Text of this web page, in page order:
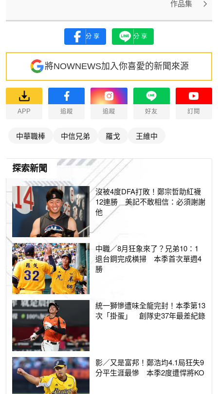
作品集
分享 分享
將NOWNEWS加入你喜愛的新聞來源
APP 追蹤 追蹤 好友 訂閱
中華職棒 中信兄弟 羅戈 王維中
探索新聞
沒被4度DFA打敗！鄭宗哲助紅襪
12連勝 美記不敢相信：必須謝謝
他
中職／8月狂象來了？兄弟10：1
退台鋼完成橫掃 本季首次單週4
勝
統一獅慘遭味全龍完封！本季第13
次「掛蛋」 創隊史37年最差紀錄
影／又是富邦！鄭浩均4.1局狂失9
分平生涯最慘 本季2度遭悍將KO